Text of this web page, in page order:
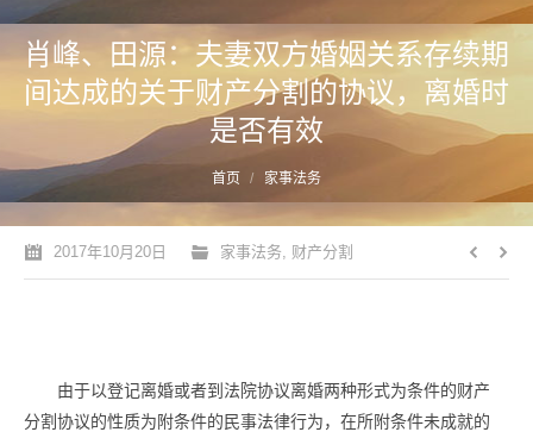
肖峰、田源：夫妻双方婚姻关系存续期
间达成的关于财产分割的协议，离婚时
是否有效
您的位置： 首页 家事法务
2017年10月20日 家事法务, 财产分割
由于以登记离婚或者到法院协议离婚两种形式为条件的财产
分割协议的性质为附条件的民事法律行为，在所附条件未成就的